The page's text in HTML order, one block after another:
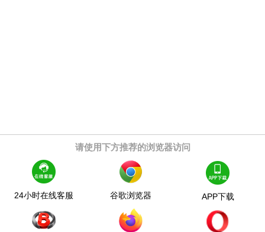
请使用下方推荐的浏览器访问
24小时在线客服 谷歌浏览器 APP下载